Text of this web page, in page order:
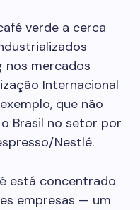
verde a cerca
nos mercados
Internacional
que não
Brasil no setor por
Nestlé.
está concentrado
empresas — um